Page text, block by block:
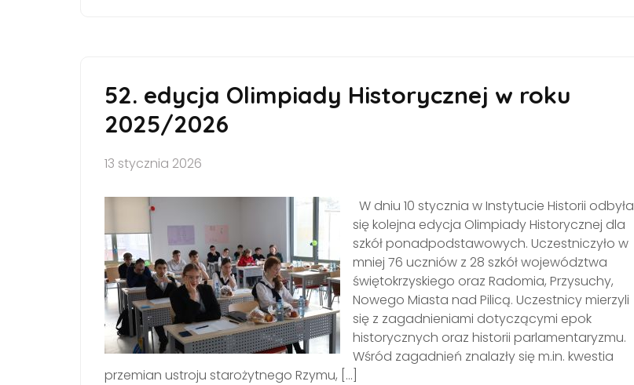
52. edycja Olimpiady Historycznej w roku
2025/2026
13 stycznia 2026
W dniu 10 stycznia w Instytucie Historii odbyła
się kolejna edycja Olimpiady Historycznej dla
szkół ponadpodstawowych. Uczestniczyło w
mniej 76 uczniów z 28 szkół województwa
świętokrzyskiego oraz Radomia, Przysuchy,
Nowego Miasta nad Pilicą. Uczestnicy mierzyli
się z zagadnieniami dotyczącymi epok
historycznych oraz historii parlamentaryzmu.
Wśród zagadnień znalazły się m.in. kwestia
przemian ustroju starożytnego Rzymu, […]